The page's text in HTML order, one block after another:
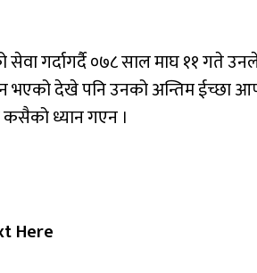
सेवा गर्दागर्दै ०७८ साल माघ ११
भएको देखे पनि उनको अन्तिम ईच्छा
कसैको ध्यान गएन ।
Here